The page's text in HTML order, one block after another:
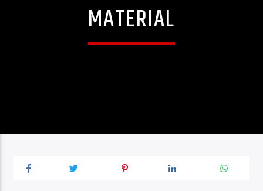
MATERIAL